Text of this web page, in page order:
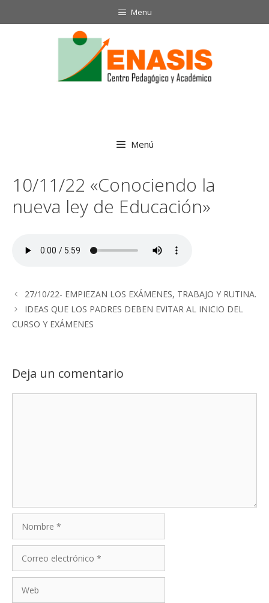
Menu
Menú
10/11/22 «Conociendo la
nueva ley de Educación»
27/10/22- EMPIEZAN LOS EXÁMENES, TRABAJO Y RUTINA.
IDEAS QUE LOS PADRES DEBEN EVITAR AL INICIO DEL
CURSO Y EXÁMENES
Deja un comentario
electrónico